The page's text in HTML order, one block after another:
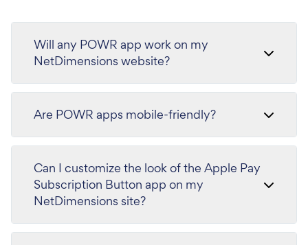
Will any POWR app work on my
NetDimensions website?
Are POWR apps mobile-friendly?
Can I customize the look of the Apple Pay
Subscription Button app on my
NetDimensions site?